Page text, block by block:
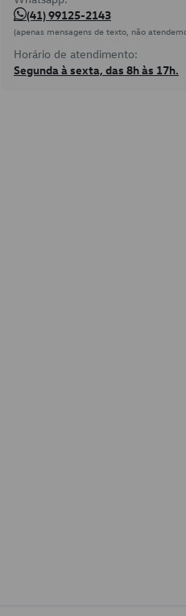
(41) 99125-2143
(apenas mensagens de texto, não
Horário de atendimento:
Segunda à sexta, das 8h às 17h.